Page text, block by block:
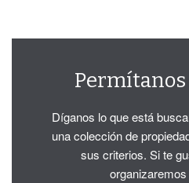
Díganos lo que está
una colección de
sus criterios. Si te